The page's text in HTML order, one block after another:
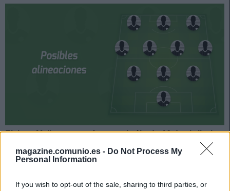
magazine.comunio.es - Do Not Process My
Personal Information
If you wish to opt-out of the sale, sharing to third parties, or
Elche y Mallorca se enfrentan el sábado 16 de abril a las
14:00 horas. ¿Quién jugará en los locales? ¿Cuál será la
alineación que presente Javier Aguirre? A continuación,